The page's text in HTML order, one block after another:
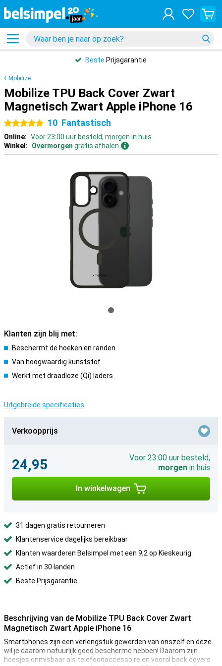
Beste Prijsgarantie
Mobilize
Mobilize TPU Back Cover Zwart
Magnetisch Zwart Apple iPhone 16
5 sterren10 Fantastisch
Online: Voor 23:00 uur besteld, morgen in huis
Winkel:
Overmorgen gratis afhalen
Klanten zijn blij met:
Beschermt de hoeken en randen
Van hoogwaardig kunststof
Werkt met draadloze (Qi) laders
Uitgebreide specificaties
Verkoopprijs
24,95
Voor 23:00 uur besteld,
morgen in huis
In winkelwagen
31 dagen gratis retourneren
Klantenservice dagelijks bereikbaar
Klanten waarderen Belsimpel met een 9,2 op Kieskeurig
Actief in 30 landen
Beste Prijsgarantie
Beschrijving van de Mobilize TPU Back Cover Zwart
Magnetisch Zwart Apple iPhone 16
Smartphones zijn een verlengstuk geworden van onszelf en deze
wil je daarom natuurlijk goed beschermd hebben! Daarom zijn
hoesjes onmisbaar als telefoonaccessoire en vooral back covers